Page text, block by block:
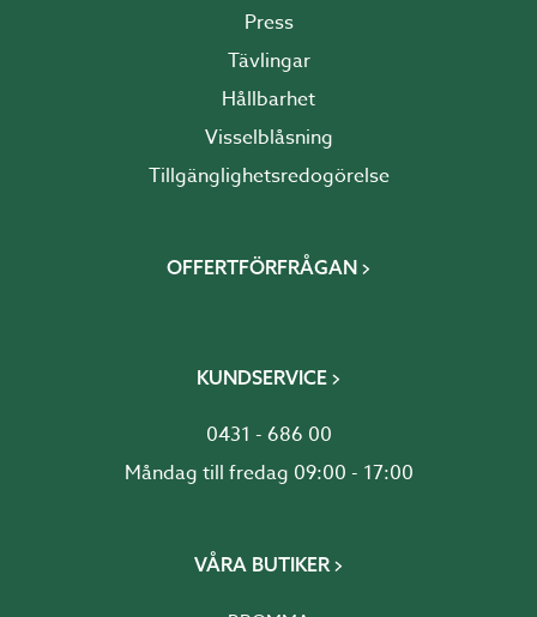
Press
Tävlingar
Hållbarhet
Visselblåsning
Tillgänglighetsredogörelse
OFFERTFÖRFRÅGAN
KUNDSERVICE
0431 - 686 00
Måndag till fredag 09:00 - 17:00
VÅRA BUTIKER